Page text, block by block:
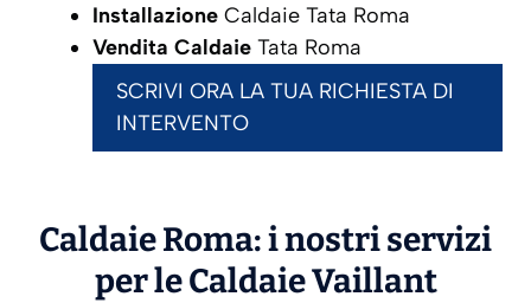
Installazione Caldaie Tata Roma
Vendita Caldaie Tata Roma
SCRIVI ORA LA TUA RICHIESTA DI
INTERVENTO
Caldaie Roma: i nostri servizi
per le CaldaieVaillant